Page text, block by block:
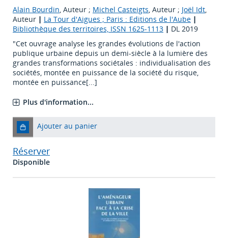
Alain Bourdin, Auteur ; Michel Casteigts, Auteur ; Joël Idt,
Auteur | La Tour d'Aigues ; Paris : Editions de l'Aube |
Bibliothèque des territoires, ISSN 1625-1113 | DL 2019
"Cet ouvrage analyse les grandes évolutions de l'action
publique urbaine depuis un demi-siècle à la lumière des
grandes transformations sociétales : individualisation des
sociétés, montée en puissance de la société du risque,
montée en puissance[...]
Plus d'information...
Ajouter au panier
Réserver
Disponible